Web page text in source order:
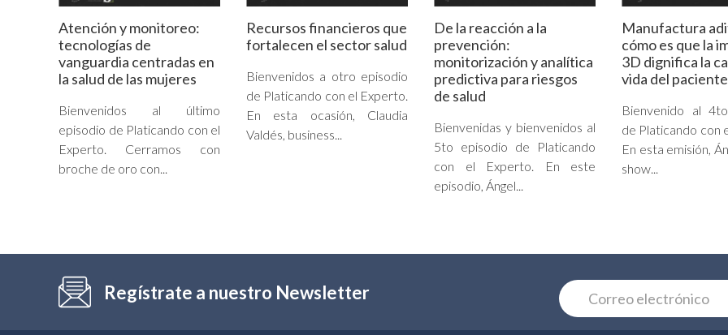
Atención y monitoreo:
tecnologías de
vanguardia centradas en
la salud de las mujeres
Bienvenidos al último
episodio de Platicando con el
Experto. Cerramos con
broche de oro con...
Recursos financieros que
fortalecen el sector salud
Bienvenidos a otro episodio
de Platicando con el Experto.
En esta ocasión, Claudia
Valdés, business...
De la reacción a la
prevención:
monitorización y analítica
predictiva para riesgos
de salud
Bienvenidas y bienvenidos al
5to episodio de Platicando
con el Experto. En este
episodio, Ángel...
Manufactura
cómo es que la
3D dignifica la
vida del paciente
Bienvenido al
de Platicando con
En esta emisión,
show...
Regístrate a nuestro Newsletter